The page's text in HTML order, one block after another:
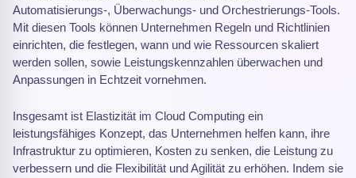
Automatisierungs-, Überwachungs- und Orchestrierungs-Tools.
Mit diesen Tools können Unternehmen Regeln und Richtlinien
einrichten, die festlegen, wann und wie Ressourcen skaliert
werden sollen, sowie Leistungskennzahlen überwachen und
Anpassungen in Echtzeit vornehmen.
Insgesamt ist Elastizität im Cloud Computing ein
leistungsfähiges Konzept, das Unternehmen helfen kann, ihre
Infrastruktur zu optimieren, Kosten zu senken, die Leistung zu
verbessern und die Flexibilität und Agilität zu erhöhen. Indem sie